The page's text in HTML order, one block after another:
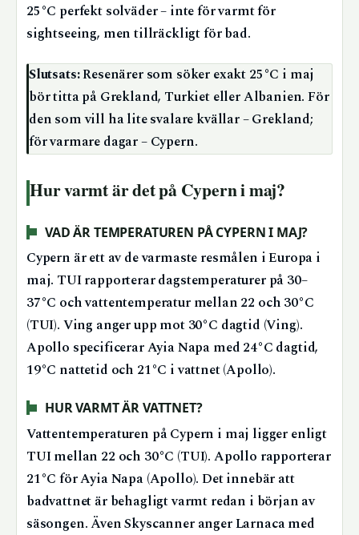
25°C perfekt solväder – inte för varmt för
sightseeing, men tillräckligt för bad.
Slutsats:Resenärer som söker exakt 25°C i maj
bör titta på Grekland, Turkiet eller Albanien. För
den som vill ha lite svalare kvällar – Grekland;
för varmare dagar – Cypern.
Hur varmt är det på Cypern i maj?
VAD ÄR TEMPERATUREN PÅ CYPERN I MAJ?
Cypern är ett av de varmaste resmålen i Europa i
maj. TUI rapporterar dagstemperaturer på 30–
37°C och vattentemperatur mellan 22 och 30°C
(TUI). Ving anger upp mot 30°C dagtid (Ving).
Apollo specificerar Ayia Napa med 24°C dagtid,
19°C nattetid och 21°C i vattnet (Apollo).
HUR VARMT ÄR VATTNET?
Vattentemperaturen på Cypern i maj ligger enligt
TUI mellan 22 och 30°C (TUI). Apollo rapporterar
21°C för Ayia Napa (Apollo). Det innebär att
badvattnet är behagligt varmt redan i början av
säsongen. Även Skyscanner anger Larnaca med